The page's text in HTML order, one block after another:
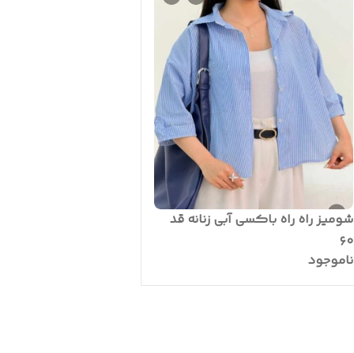
شومیز راه راه باکسی آبی زنانه قد
۶۰
ناموجود